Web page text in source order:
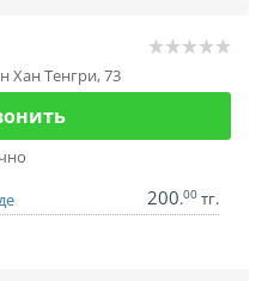
Хан Тенгри, 73
200.00 тг.